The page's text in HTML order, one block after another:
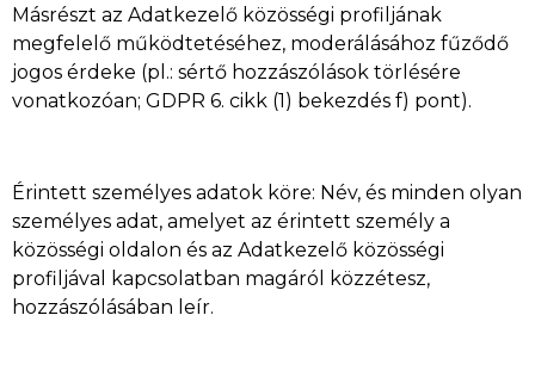
Másrészt az Adatkezelő közösségi profiljának
megfelelő működtetéséhez, moderálásához fűződő
jogos érdeke (pl.: sértő hozzászólások törlésére
vonatkozóan; GDPR 6. cikk (1) bekezdés f) pont).
Érintett személyes adatok köre: Név, és minden olyan
személyes adat, amelyet az érintett személy a
közösségi oldalon és az Adatkezelő közösségi
profiljával kapcsolatban magáról közzétesz,
hozzászólásában leír.